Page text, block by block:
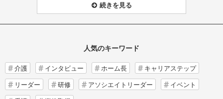
続きを見る
人気のキーワード
介護 インタビュー ホーム長
キャリアステップ
リーダー
研修 アソシエイトリーダー
イベント